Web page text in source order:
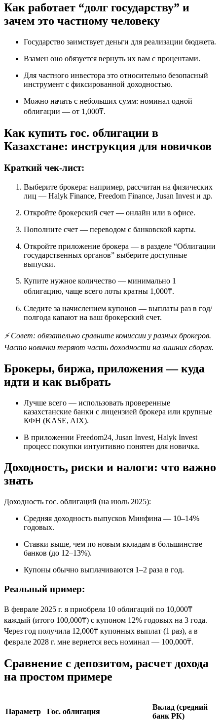
Как работает “долг государству” и
зачем это частному человеку
Государство заимствует деньги для реализации бюджета.
Взамен оно обязуется вернуть их вам с процентами.
Для частного инвестора это относительно безопасный
инструмент с фиксированной доходностью.
Можно начать с небольших сумм: номинал одной
облигации — от 1,000₸.
Как купить гос. облигации в
Казахстане: инструкция для новичков
Краткий чек-лист:
Выберите брокера: например, рассчитан на физических
лиц — Halyk Finance, Freedom Finance, Jusan Invest и др.
Откройте брокерский счет — онлайн или в офисе.
Пополните счет — переводом с банковской карты.
Откройте приложение брокера — в разделе “Облигации
государственных органов” выберите доступные
выпуски.
Купите нужное количество — минимально 1
облигацию, чаще всего лоты кратны 1,000₸.
Следите за начислением купонов — выплаты раз в год/
полгода капают на ваш брокерский счет.
⚡ Совет: обязательно сравните комиссии у разных брокеров.
Часто новички теряют часть доходности на лишних сборах.
Брокеры, биржа, приложения — куда
идти и как выбрать
Лучше всего — использовать проверенные
казахстанские банки с лицензией брокера или крупные
КФН (KASE, AIX).
В приложении Freedom24, Jusan Invest, Halyk Invest
процесс покупки интуитивно понятен для новичка.
Доходность, риски и налоги: что важно
знать
Доходность гос. облигаций (на июль 2025):
Средняя доходность выпусков Минфина — 10–14%
годовых.
Ставки выше, чем по новым вкладам в большинстве
банков (до 12–13%).
Купоны обычно выплачиваются 1–2 раза в год.
Реальный пример:
В феврале 2025 г. я приобрела 10 облигаций по 10,000₸
каждый (итого 100,000₸) с купоном 12% годовых на 3 года.
Через год получила 12,000₸ купонных выплат (1 раз), а в
феврале 2028 г. мне вернется весь номинал — 100,000₸.
Сравнение с депозитом, расчет дохода
на простом примере
Параметр Гос. облигация
Вклад (средний
банк РК)